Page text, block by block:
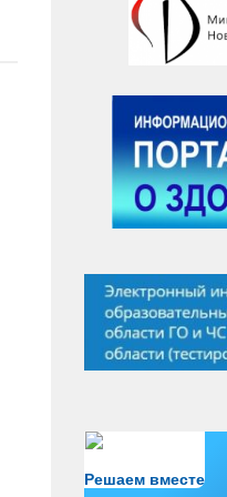
Решаем вместе